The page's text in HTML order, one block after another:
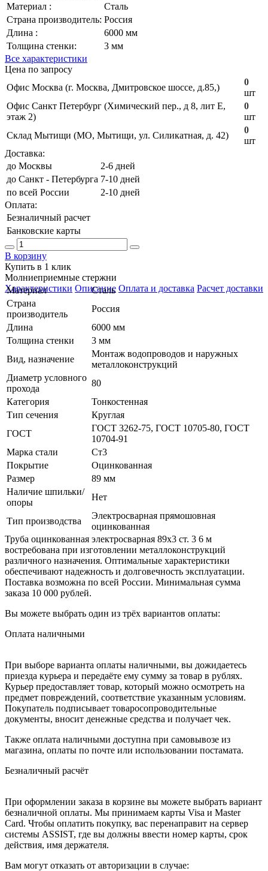
Материал :
Сталь
Страна производитель: Россия
Длина :
6000 мм
Толщина стенки:
3 мм
Все характеристики
Цена по запросу
Офис Москва (г. Москва, Дмитровское шоссе, д.85,)
0
шт
Офис Санкт Петербург (Химический пер., д 8, лит Е,
этаж 2)
0
шт
Склад Мытищи (МО, Мытищи, ул. Силикатная, д. 42)
0
шт
Доставка:
до Москвы
2-6 дней
до Санкт - Петербурга 7-10 дней
по всей России
2-10 дней
Оплата:
Безналичный расчет
Банковские карты
В корзину
Купить в 1 клик
Молниеприемные стержни
Характеристики Описание Оплата и доставка Расчет доставки
Материал
Сталь
Страна
производитель
Россия
Длина
6000 мм
Толщина стенки
3 мм
Вид, назначение
Монтаж водопроводов и наружных
металлоконструкций
Диаметр условного
прохода
80
Категория
Тонкостенная
Тип сечения
Круглая
ГОСТ
ГОСТ 3262-75, ГОСТ 10705-80, ГОСТ
10704-91
Марка стали
Ст3
Покрытие
Оцинкованная
Размер
89 мм
Наличие шпильки/
опоры
Нет
Тип производства
Электросварная прямошовная
оцинкованная
Труба оцинкованная электросварная 89х3 ст. 3 6 м
востребована при изготовлении металлоконструкций
различного назначения. Оптимальные характеристики
обеспечивают надежность и долговечность эксплуатации.
Поставка возможна по всей России. Минимальная сумма
заказа 10 000 рублей.
Вы можете выбрать один из трёх вариантов оплаты:
Оплата наличными
При выборе варианта оплаты наличными, вы дожидаетесь
приезда курьера и передаёте ему сумму за товар в рублях.
Курьер предоставляет товар, который можно осмотреть на
предмет повреждений, соответствие указанным условиям.
Покупатель подписывает товаросопроводительные
документы, вносит денежные средства и получает чек.
Также оплата наличными доступна при самовывозе из
магазина, оплаты по почте или использовании постамата.
Безналичный расчёт
При оформлении заказа в корзине вы можете выбрать вариант
безналичной оплаты. Мы принимаем карты Visa и Master
Card. Чтобы оплатить покупку, вас перенаправит на сервер
системы ASSIST, где вы должны ввести номер карты, срок
действия, имя держателя.
Вам могут отказать от авторизации в случае: